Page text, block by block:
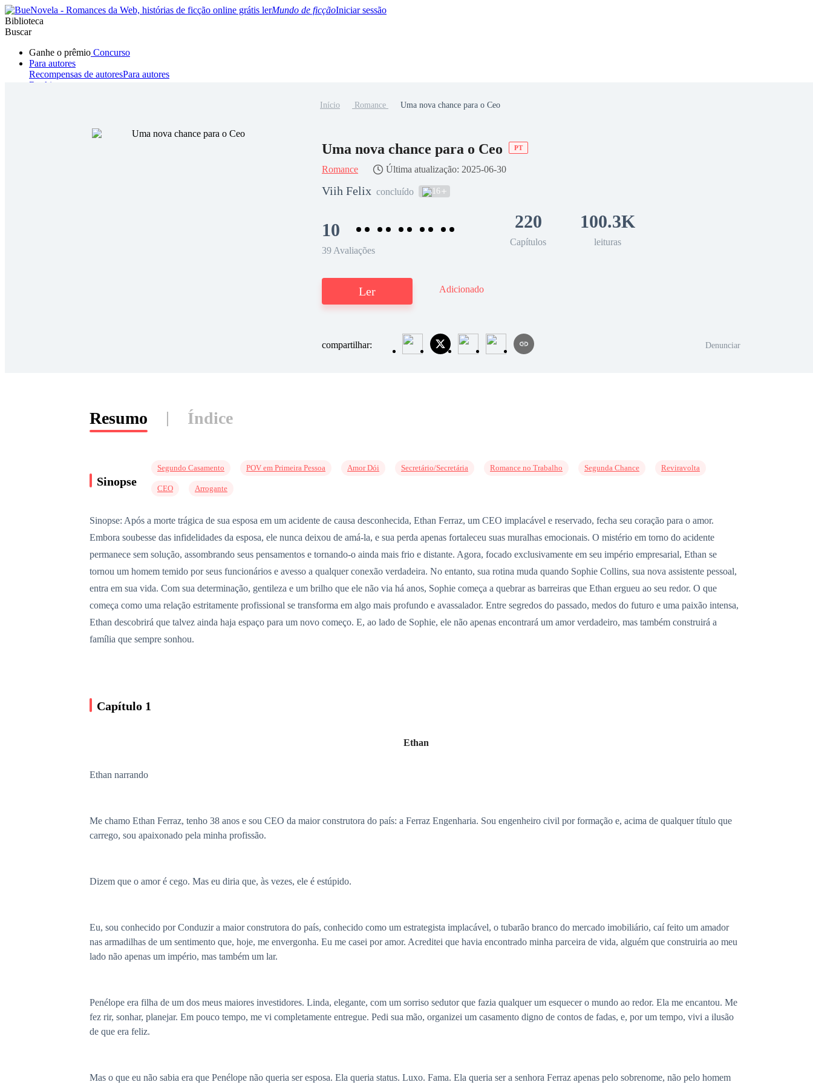
Mundo de ficçãoIniciar sessão
Biblioteca
Buscar
Ganhe o prêmio Concurso
Para autores
Recompensas de autoresPara autores
Ranking
Hombre lobo Sistema Urbano
Início Romance Uma nova chance para o Ceo
Uma nova chance para o Ceo PT
Romance Última atualização: 2025-06-30
Viih Felix concluído 16
10
39 Avaliações
220
Capítulos
100.3K
leituras
Ler Adicionado
compartilhar: Denunciar
Resumo Índice
Sinopse
Segundo Casamento POV em Primeira Pessoa Amor Dói Secretário/Secretária Romance no Trabalho Segunda Chance Reviravolta
CEO Arrogante
Sinopse: Após a morte trágica de sua esposa em um acidente de causa desconhecida, Ethan Ferraz, um CEO implacável e reservado, fecha seu coração para o amor.
Embora soubesse das infidelidades da esposa, ele nunca deixou de amá-la, e sua perda apenas fortaleceu suas muralhas emocionais. O mistério em torno do acidente
permanece sem solução, assombrando seus pensamentos e tornando-o ainda mais frio e distante. Agora, focado exclusivamente em seu império empresarial, Ethan se
tornou um homem temido por seus funcionários e avesso a qualquer conexão verdadeira. No entanto, sua rotina muda quando Sophie Collins, sua nova assistente pessoal,
entra em sua vida. Com sua determinação, gentileza e um brilho que ele não via há anos, Sophie começa a quebrar as barreiras que Ethan ergueu ao seu redor. O que
começa como uma relação estritamente profissional se transforma em algo mais profundo e avassalador. Entre segredos do passado, medos do futuro e uma paixão intensa,
Ethan descobrirá que talvez ainda haja espaço para um novo começo. E, ao lado de Sophie, ele não apenas encontrará um amor verdadeiro, mas também construirá a
família que sempre sonhou.
Capítulo 1
Ethan
Ethan narrando
Me chamo Ethan Ferraz, tenho 38 anos e sou CEO da maior construtora do país: a Ferraz Engenharia. Sou engenheiro civil por formação e, acima de qualquer título que
carrego, sou apaixonado pela minha profissão.
Dizem que o amor é cego. Mas eu diria que, às vezes, ele é estúpido.
Eu, sou conhecido por Conduzir a maior construtora do país, conhecido como um estrategista implacável, o tubarão branco do mercado imobiliário, caí feito um amador
nas armadilhas de um sentimento que, hoje, me envergonha. Eu me casei por amor. Acreditei que havia encontrado minha parceira de vida, alguém que construiria ao meu
lado não apenas um império, mas também um lar.
Penélope era filha de um dos meus maiores investidores. Linda, elegante, com um sorriso sedutor que fazia qualquer um esquecer o mundo ao redor. Ela me encantou. Me
fez rir, sonhar, planejar. Em pouco tempo, me vi completamente entregue. Pedi sua mão, organizei um casamento digno de contos de fadas, e, por um tempo, vivi a ilusão
de que era feliz.
Mas o que eu não sabia era que Penélope não queria ser esposa. Ela queria status. Luxo. Fama. Ela queria ser a senhora Ferraz apenas pelo sobrenome, não pelo homem